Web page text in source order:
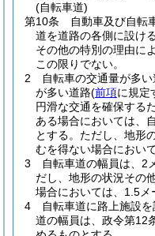
(自転車道)
第10条
自動車及び自転
道を道路の各側に設け
その他の特別の理由に
この限りでない。
2
自転車の交通量が多
が多い道路(前項に規定
円滑な交通を確保する
ある場合においては、
とする。 ただし、地形
むを得ない場合におい
3
自転車道の幅員は、2
だし、地形の状況その
場合においては、1.5メ
4
自転車道に路上施設
道の幅員は、政令第12